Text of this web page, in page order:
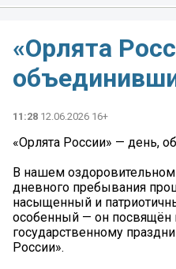
«Орлята
11:28 12.06.2026 16+
«Орлята России» — день,
В нашем
дневного пребывания
насыщенный и
особенный — он посвящён
государственному
России».